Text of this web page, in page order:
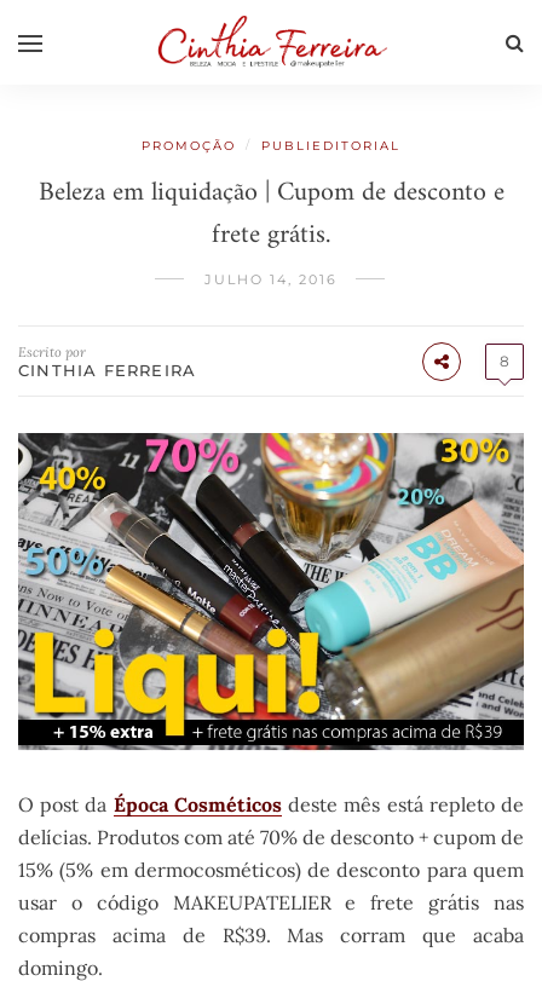
PROMOÇÃO / PUBLIEDITORIAL
Beleza em liquidação | Cupom de desconto e
frete grátis.
JULHO 14, 2016
Escrito por
CINTHIA FERREIRA 8
O post da Época Cosméticosdeste mês está repleto de
delícias. Produtos com até 70% de desconto + cupom de
15% (5% em dermocosméticos) de desconto para quem
usar o código MAKEUPATELIER e frete grátis nas
compras acima de R$39. Mas corram que acaba
domingo.